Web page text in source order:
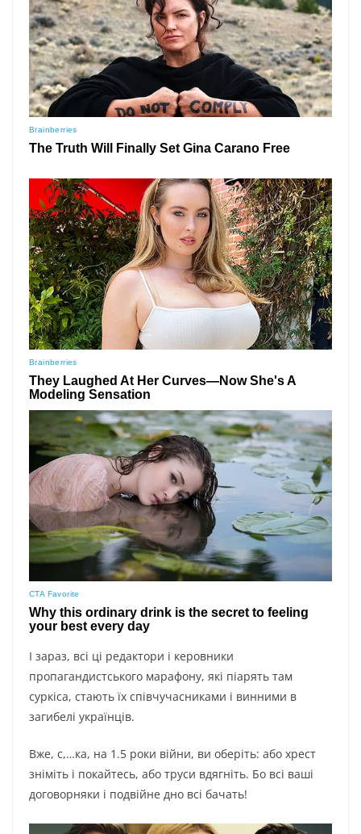
І зараз, всі ці редактори і керовники
пропагандистського марафону, які піарять там
суркіса, стають їх співчучасниками і винними в
загибелі українців.
Вже, с,…ка, на 1.5 роки війни, ви оберіть: або хрест
зніміть і покайтесь, або труси вдягніть. Бо всі ваші
договорняки і подвійне дно всі бачать!